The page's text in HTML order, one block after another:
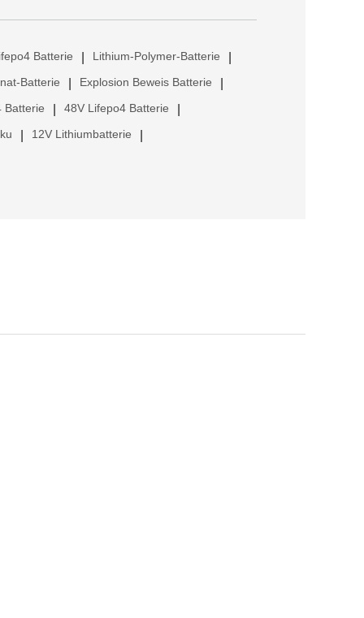
Batterie Lithium-Polymer-Batterie
Batterie Explosion Beweis Batterie
Batterie 48V Lifepo4 Batterie
12V Lithiumbatterie